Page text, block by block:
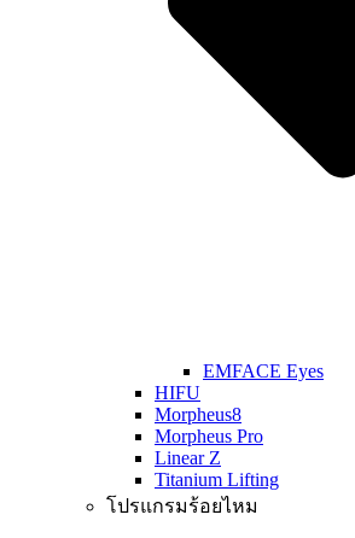
EMFACE Eyes
HIFU
Morpheus8
Morpheus Pro
Linear Z
Titanium Lifting
โปรแกรมร้อยไหม